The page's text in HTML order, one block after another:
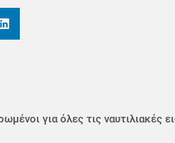
για όλες τις ναυτιλιακές